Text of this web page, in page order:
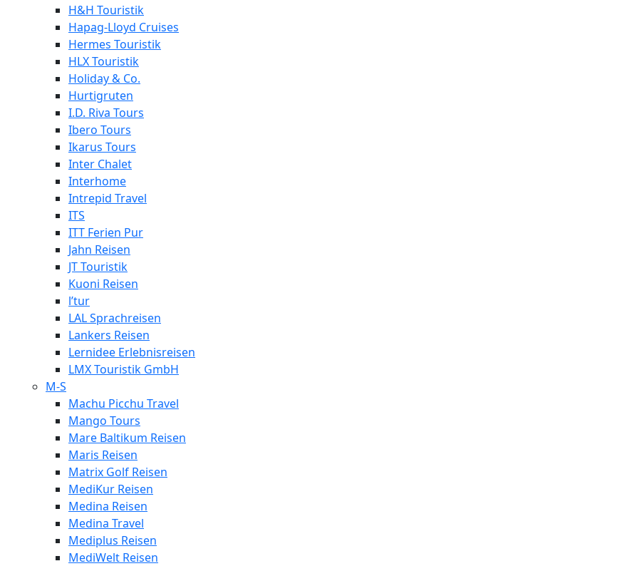
H&H Touristik
Hapag-Lloyd Cruises
Hermes Touristik
HLX Touristik
Holiday & Co.
Hurtigruten
I.D. Riva Tours
Ibero Tours
Ikarus Tours
Inter Chalet
Interhome
Intrepid Travel
ITS
ITT Ferien Pur
Jahn Reisen
JT Touristik
Kuoni Reisen
l’tur
LAL Sprachreisen
Lankers Reisen
Lernidee Erlebnisreisen
LMX Touristik GmbH
M-S
Machu Picchu Travel
Mango Tours
Mare Baltikum Reisen
Maris Reisen
Matrix Golf Reisen
MediKur Reisen
Medina Reisen
Medina Travel
Mediplus Reisen
MediWelt Reisen